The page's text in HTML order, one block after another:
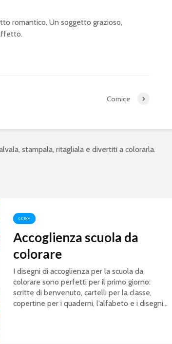
romantico. Un soggetto grazioso,
Cornice
stampala, ritagliala e divertiti a colorarla.
COSE
Accoglienza scuola da
colorare
I disegni di accoglienza per la scuola da
colorare sono perfetti per il primo giorno:
scritte di benvenuto, cartelli per la classe,
copertine per i quaderni, l’alfabeto e i disegni...